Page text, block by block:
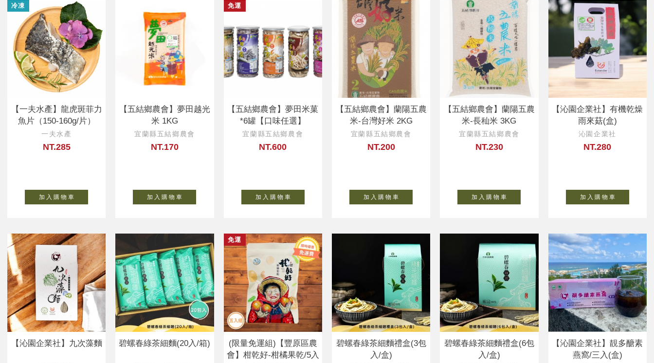
冷凍
【一夫水產】龍虎斑菲力
魚片（150-160g/片）
一夫水產
NT.285
加 入 購 物 車
【五結鄉農會】夢田越光
米 1KG
宜蘭縣五結鄉農會
NT.170
加 入 購 物 車
免運
【五結鄉農會】夢田米菓
*6罐【口味任選】
宜蘭縣五結鄉農會
NT.600
加 入 購 物 車
【五結鄉農會】蘭陽五農
米-台灣好米 2KG
宜蘭縣五結鄉農會
NT.200
加 入 購 物 車
【五結鄉農會】蘭陽五農
米-長秈米 3KG
宜蘭縣五結鄉農會
NT.230
加 入 購 物 車
【沁園企業社】有機乾燥
雨來菇(盒)
沁園企業社
NT.280
加 入 購 物 車
【沁園企業社】九次藻麵 碧螺春綠茶細麵(20入/箱)
免運
(限量免運組)【豐原區農
會】柑乾好-柑橘果乾/5入
碧螺春綠茶細麵禮盒(3包
入/盒)
碧螺春綠茶細麵禮盒(6包
入/盒)
【沁園企業社】靚多醣素
燕窩/三入(盒)